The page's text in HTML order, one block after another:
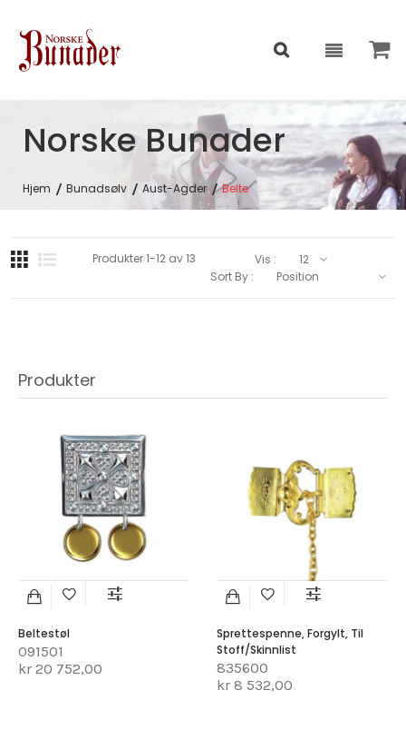
Norske Bunader
Hjem Bunadsølv Aust-Agder Belte
Produkter
Beltestøl
091501
kr 20 752,00
Sprettespenne, Forgylt, Til
Stoff/skinnlist
835600
kr 8 532,00
Produkter1-12av13
Vis :
Sort By :